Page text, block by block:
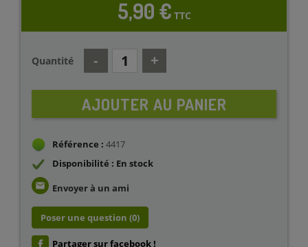
5,90 € TTC
Quantité
AJOUTER AU PANIER
Référence : 4417
Disponibilité : En stock
email Envoyer à un ami
Poser une question (0)
Partager sur facebook !